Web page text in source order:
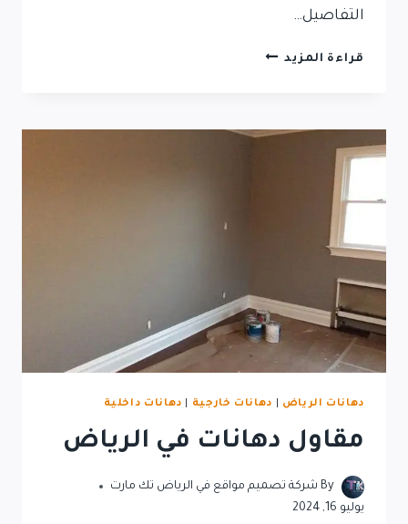
التفاصيل…
قراءة المزيد
دهانات الرياض دهانات خارجية دهانات داخلية
مقاول دهانات في الرياض
By شركة تصميم مواقع في الرياض تك مارت
يوليو 16, 2024